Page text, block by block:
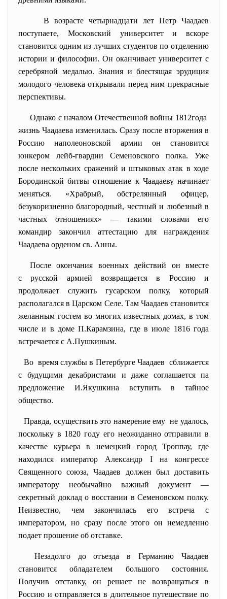
В возрасте четырнадцати лет Петр Чаадаев
поступаете, Московский университет и вскоре
становится одним из лучших студентов по отделению
истории и философии. Он оканчивает университет с
серебряной медалью. Знания и блестящая эрудиция
молодого человека открывали перед ним прекрасные
перспективы.
Однако с началом Отечественной войны 1812года
жизнь Чаадаева изменилась. Сразу после вторжения в
Россию наполеоновской армии он становится
юнкером лейб-гвардии Семеновского полка. Уже
после нескольких сражений и штыковых атак в ходе
Бородинской битвы отношение к Чаадаеву начинает
меняться. «Храбрый, обстрелянный офицер,
безукоризненно благородный, честный и любезный в
частных отношениях» — такими словами его
командир закончил аттестацию для награждения
Чаадаева орденом св. Анны.
После окончания военных действий он вместе
с русской армией возвращается в Россию и
продолжает служить гусарском полку, который
располагался в Царском Селе. Там Чаадаев становится
желанным гостем во многих известных домах, в том
числе и в доме П.Карамзина, где в июле 1816 года
встречается с А.Пушкиным.
Во время службы в Петербурге Чаадаев сближается
с будущими декабристами и даже соглашается па
предложение И.Якушкина вступить в тайное
общество.
Правда, осуществить это намерение ему не удалось,
поскольку в 1820 году его неожиданно отправили в
качестве курьера в немецкий город Троппау, где
находился император Александр I на конгрессе
Священного союза, Чаадаев должен был доставить
императору необычайно важный документ —
секретный доклад о восстании в Семеновском полку.
Неизвестно, чем закончилась его встреча с
императором, но сразу после этого он немедленно
подает прошение об отставке.
Незадолго до отъезда в Германию Чаадаев
становится обладателем большого состояния.
Получив отставку, он решает не возвращаться в
Россию и отправляется в длительное путешествие по